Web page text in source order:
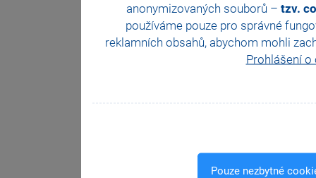
anonymizovaných souborů – tzv.
používáme pouze pro správné
reklamních obsahů, abychom mohli
Prohlášení
Pouze nezbytné